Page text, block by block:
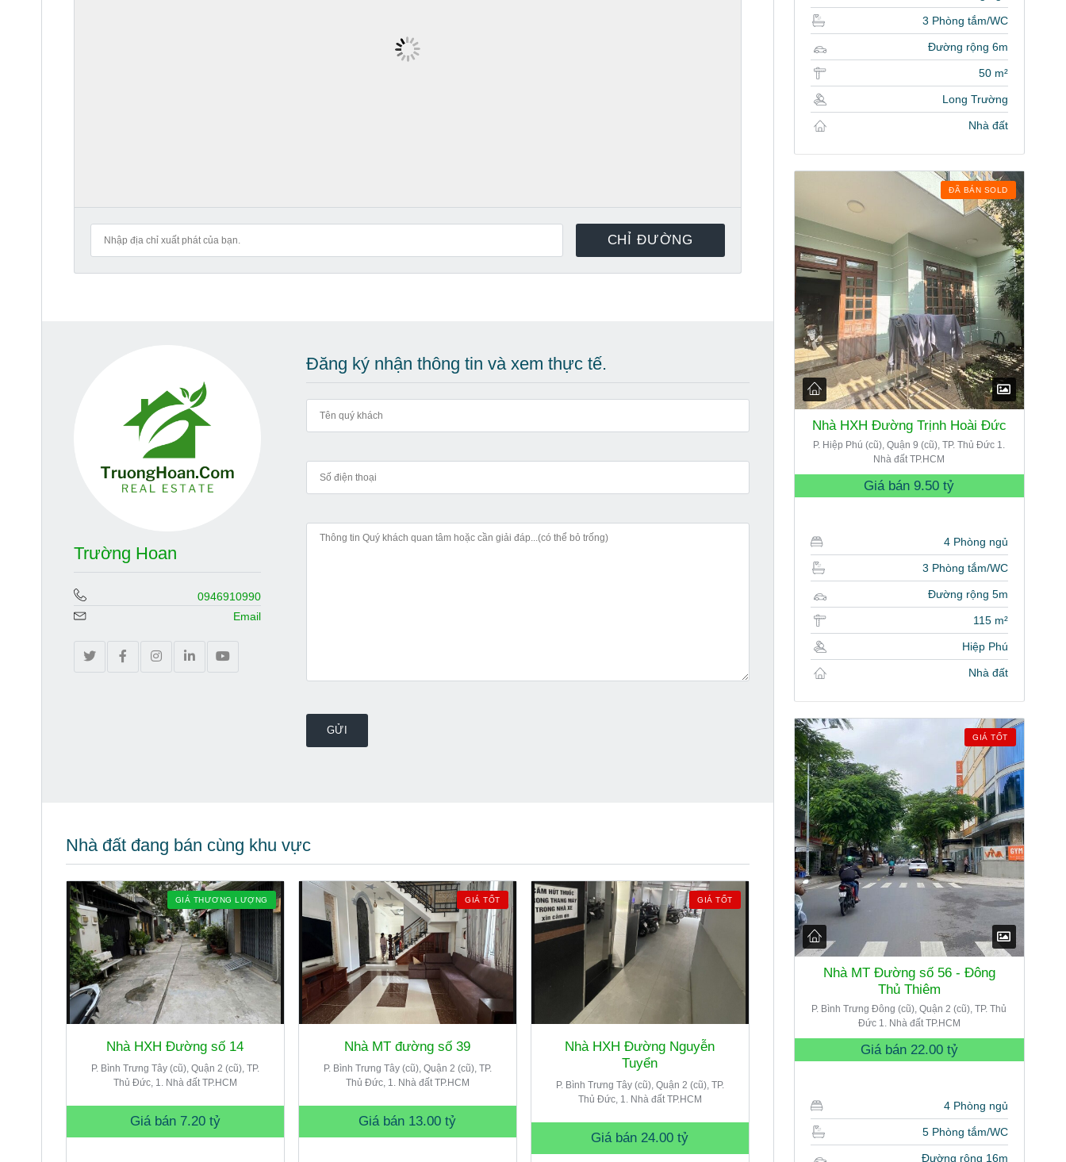
Trường Hoan
0946910990
Email
Đăng ký nhận thông tin và xem thực tế.
Nhà đất đang bán cùng khu vực
GIÁ THƯƠNG LƯỢNG
Nhà HXH Đường số 14
P. Bình Trưng Tây (cũ), Quận 2 (cũ), TP.
Thủ Đức, 1. Nhà đất TP.HCM
Giá bán 7.20 tỷ
GIÁ TỐT
Nhà MT đường số 39
P. Bình Trưng Tây (cũ), Quận 2 (cũ), TP.
Thủ Đức, 1. Nhà đất TP.HCM
Giá bán 13.00 tỷ
GIÁ TỐT
Nhà HXH Đường Nguyễn
Tuyển
P. Bình Trưng Tây (cũ), Quận 2 (cũ), TP.
Thủ Đức, 1. Nhà đất TP.HCM
Giá bán 24.00 tỷ
3 Phòng tắm/WC
Đường rộng 6m
50 m²
Long Trường
Nhà đất
ĐÃ BÁN SOLD
Nhà HXH Đường Trịnh Hoài Đức
P. Hiệp Phú (cũ), Quận 9 (cũ), TP. Thủ Đức 1.
Nhà đất TP.HCM
Giá bán9.50 tỷ
4 Phòng ngủ
3 Phòng tắm/WC
Đường rộng 5m
115 m²
Hiệp Phú
Nhà đất
GIÁ TỐT
Nhà MT Đường số 56 - Đông
Thủ Thiêm
P. Bình Trưng Đông (cũ), Quận 2 (cũ), TP. Thủ
Đức 1. Nhà đất TP.HCM
Giá bán 22.00 tỷ
4 Phòng ngủ
5 Phòng tắm/WC
Đường rộng 16m